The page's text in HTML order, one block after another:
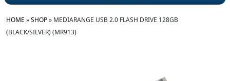
HOME »SHOP» MEDIARANGE USB 2.0 FLASH DRIVE 128GB
(BLACK/SILVER) (MR913)